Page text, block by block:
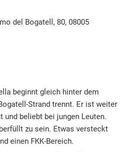
del Bogatell, 80, 08005
beginnt gleich hinter dem
Strand trennt. Er ist weiter
und beliebt bei jungen Leuten.
zu sein. Etwas versteckt
einen FKK-Bereich.